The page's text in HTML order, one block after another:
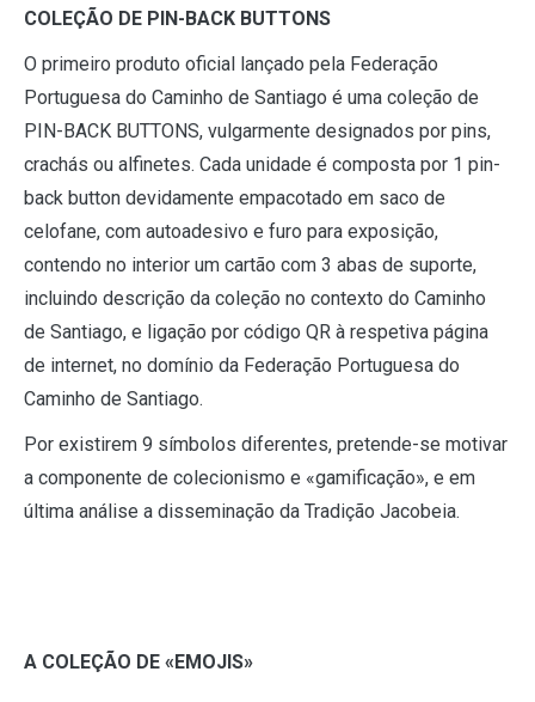
COLEÇÃO DE PIN-BACK BUTTONS
O primeiro produto oficial lançado pela Federação
Portuguesa do Caminho de Santiago é uma coleção de
PIN-BACK BUTTONS, vulgarmente designados por pins,
crachás ou alfinetes. Cada unidade é composta por 1 pin-
back button devidamente empacotado em saco de
celofane, com autoadesivo e furo para exposição,
contendo no interior um cartão com 3 abas de suporte,
incluindo descrição da coleção no contexto do Caminho
de Santiago, e ligação por código QR à respetiva página
de internet, no domínio da Federação Portuguesa do
Caminho de Santiago.
Por existirem 9 símbolos diferentes, pretende-se motivar
a componente de colecionismo e «gamificação», e em
última análise a disseminação da Tradição Jacobeia.
A COLEÇÃO DE «EMOJIS»